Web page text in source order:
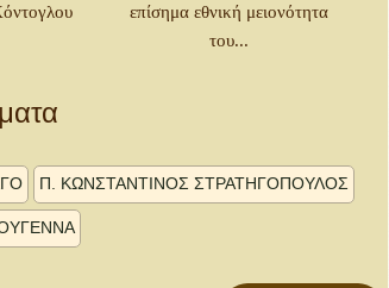
επίσημα εθνική μειονότητα
του...
Π. ΚΩΝΣΤΑΝΤΊΝΟΣ ΣΤΡΑΤΗΓΌΠΟΥΛΟΣ